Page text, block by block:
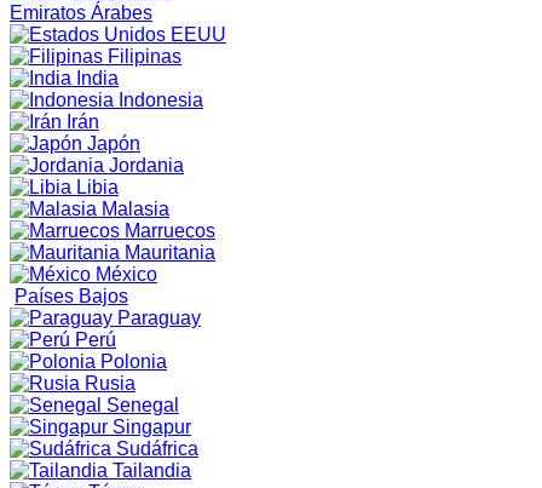
Emiratos Árabes
EEUU
Filipinas
India
Indonesia
Irán
Japón
Jordania
Libia
Malasia
Marruecos
Mauritania
México
Países Bajos
Paraguay
Perú
Polonia
Rusia
Senegal
Singapur
Sudáfrica
Tailandia